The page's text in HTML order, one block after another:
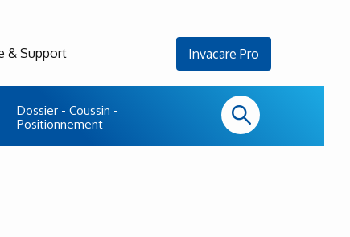
Dossier - Coussin -
Positionnement
& Support Invacare Pro